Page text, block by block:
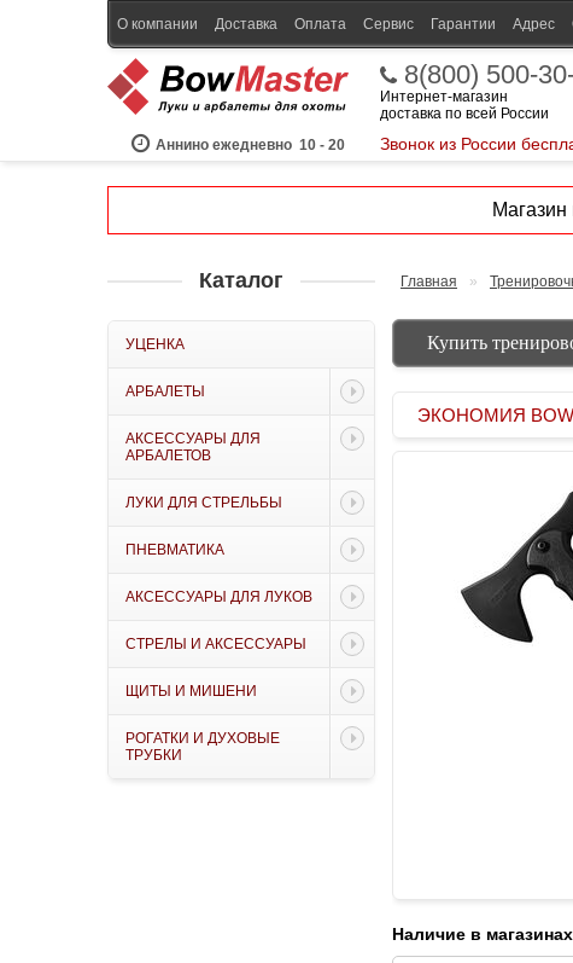
О компании Доставка Оплата Сервис Гарантии Адрес
Аннино ежедневно 10 - 20
8(800) 500-
Интернет-магазин
доставка по всей России
Звонок из России
Магазин
Каталог
УЦЕНКА
АРБАЛЕТЫ
АКСЕССУАРЫ ДЛЯ
АРБАЛЕТОВ
ЛУКИ ДЛЯ СТРЕЛЬБЫ
ПНЕВМАТИКА
АКСЕССУАРЫ ДЛЯ ЛУКОВ
СТРЕЛЫ И АКСЕССУАРЫ
ЩИТЫ И МИШЕНИ
РОГАТКИ И ДУХОВЫЕ
ТРУБКИ
Главная »
Купить
ЭКОНОМИЯ
Наличие в